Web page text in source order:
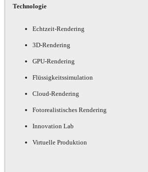
Technologie
Echtzeit-Rendering
3D-Rendering
GPU-Rendering
Flüssigkeitssimulation
Cloud-Rendering
Fotorealistisches Rendering
Innovation Lab
Virtuelle Produktion